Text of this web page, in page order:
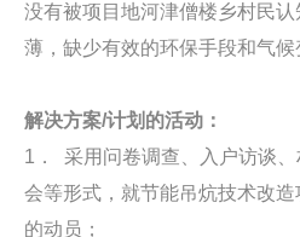
没有被项目地河津僧楼乡村民
薄，缺少有效的环保手段和气候
解决方案/计划的活动：
1． 采用问卷调查、入户访谈
会等形式，就节能吊炕技术改
的动员；